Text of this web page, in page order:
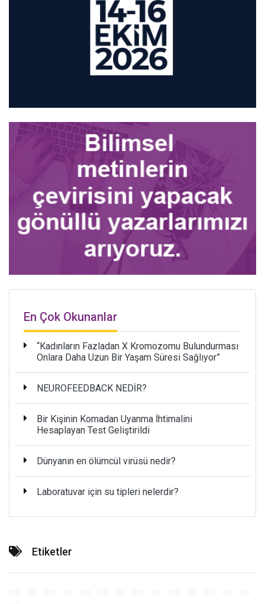
En Çok Okunanlar
“Kadınların Fazladan X Kromozomu Bulundurması
Onlara Daha Uzun Bir Yaşam Süresi Sağlıyor”
NEUROFEEDBACK NEDİR?
Bir Kişinin Komadan Uyanma İhtimalini
Hesaplayan Test Geliştirildi
Dünyanın en ölümcül virüsü nedir?
Laboratuvar için su tipleri nelerdir?
Etiketler